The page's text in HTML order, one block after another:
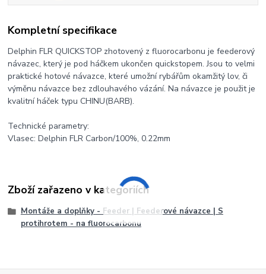
Kompletní specifikace
Delphin FLR QUICKSTOP zhotovený z fluorocarbonu je feederový
návazec, který je pod háčkem ukončen quickstopem. Jsou to velmi
praktické hotové návazce, které umožní rybářům okamžitý lov, či
výměnu návazce bez zdlouhavého vázání. Na návazce je použit je
kvalitní háček typu CHINU(BARB).
Technické parametry:
Vlasec: Delphin FLR Carbon/100%, 0.22mm
Zboží zařazeno v kategoriích
Montáže a doplňky - Feeder | Feederové návazce | S
protihrotem - na fluorocarbonu